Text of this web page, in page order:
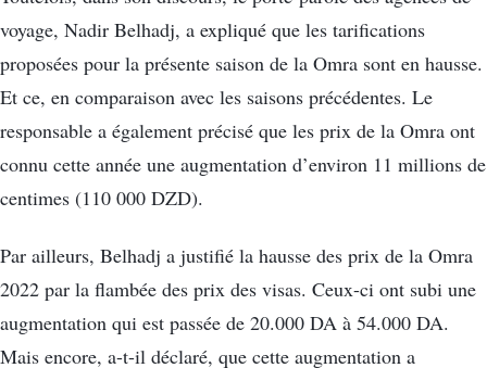
voyage, Nadir Belhadj, a expliqué que les tarifications
proposées pour la présente saison de la Omra sont en hausse.
Et ce, en comparaison avec les saisons précédentes. Le
responsable a également précisé que les prix de la Omra ont
connu cette année une augmentation d’environ 11 millions de
centimes (110 000 DZD).
Par ailleurs, Belhadj a justifié la hausse des prix de la Omra
2022 par la flambée des prix des visas. Ceux-ci ont subi une
augmentation qui est passée de 20.000 DA à 54.000 DA.
Mais encore, a-t-il déclaré, que cette augmentation a